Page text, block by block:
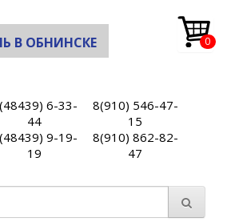
В ОБНИНСКЕ 0
6-33-
44
9-19-
19
8(910) 546-47-
15
8(910) 862-82-
47